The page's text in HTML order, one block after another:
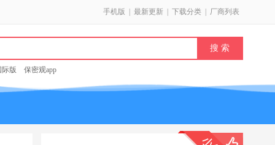
手机版 最新更新 下载分类 厂商列表
际版 保密观app